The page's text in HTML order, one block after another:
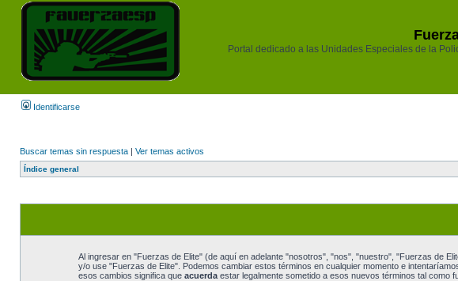
Portal dedicado a las Unidades Especiales de la
Identificarse
Buscar temas sin respuesta | Ver temas activos
Índice general
Al ingresar en "Fuerzas de Elite" (de aquí en adelante "nosotros", "nos", "nuestro", "Fuerzas de
y/o use "Fuerzas de Elite". Podemos cambiar estos términos en cualquier momento e
esos cambios significa que acuerdaestar legalmente sometido a esos nuevos términos tal como